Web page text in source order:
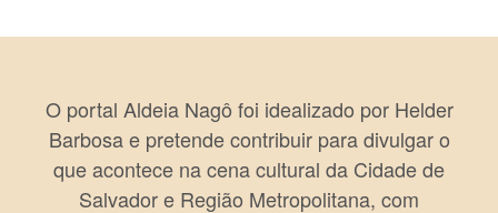
O portal Aldeia Nagô foi idealizado por Helder
Barbosa e pretende contribuir para divulgar o
que acontece na cena cultural da Cidade de
Salvador e Região Metropolitana, com